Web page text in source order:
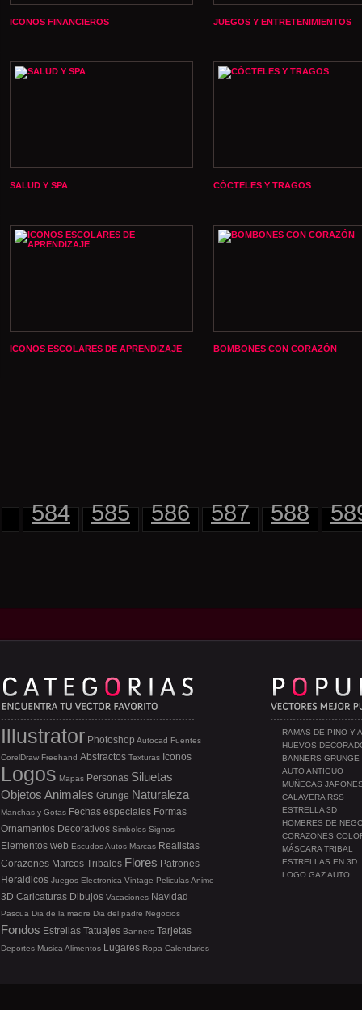
ICONOS FINANCIEROS JUEGOS Y ENTRETENIMIENTOS
SALUD Y SPA CÓCTELES Y TRAGOS
ICONOS ESCOLARES DE APRENDIZAJE BOMBONES CON CORAZÓN
584 585 586 587 588
RAMAS DE PINO Y
HUEVOS
BANNERS GRUNGE
AUTO ANTIGUO
MUÑECAS
CALAVERA RSS
ESTRELLA 3D
HOMBRES DE
CORAZONES
MÁSCARA TRIBAL
ESTRELLAS EN 3D
LOGO GAZ AUTO
Illustrator Photoshop Autocad Fuentes
CorelDraw Freehand Abstractos Texturas Iconos
Logos Mapas Personas Siluetas
Objetos Animales Grunge Naturaleza
Manchas y Gotas Fechas especiales Formas
Ornamentos Decorativos Simbolos Signos
Elementos web EscudosAutos Marcas Realistas
Corazones Marcos Tribales Flores Patrones
Heraldicos Juegos Electronica Vintage PeliculasAnime
3D Caricaturas Dibujos Vacaciones Navidad
Pascua Dia de la madre Dia del padre Negocios
Fondos Estrellas Tatuajes Banners Tarjetas
Deportes Musica Alimentos Lugares Ropa Calendarios